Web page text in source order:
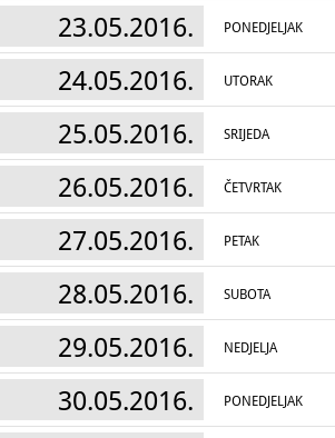
23.05.2016. PONEDJELJAK
24.05.2016. UTORAK
25.05.2016. SRIJEDA
26.05.2016. ČETVRTAK
27.05.2016. PETAK
28.05.2016. SUBOTA
29.05.2016. NEDJELJA
30.05.2016. PONEDJELJAK